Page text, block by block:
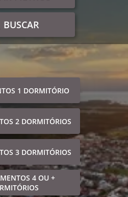
BUSCAR
1 DORMITÓRIO
2 DORMITÓRIOS
3 DORMITÓRIOS
4 OU +